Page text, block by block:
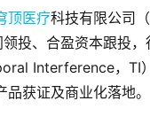
顶医疗科技有限公司（
投、合盈资本跟投
Interference，TI
获证及商业化落地。